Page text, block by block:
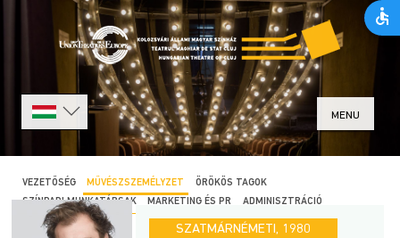
MENU
VEZETŐSÉG MŰVÉSZSZEMÉLYZET
ÖRÖKÖS TAGOK
SZÍNPADI MUNKATÁRSAK
MARKETING ÉS PR ADMINISZTRÁCIÓ
SZATMÁRNÉMETI, 1980